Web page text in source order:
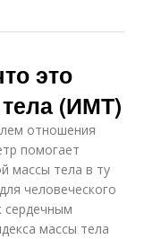
это
(ИМТ)
отношения
помогает
массы тела в ту
человеческого
сердечным
массы тела